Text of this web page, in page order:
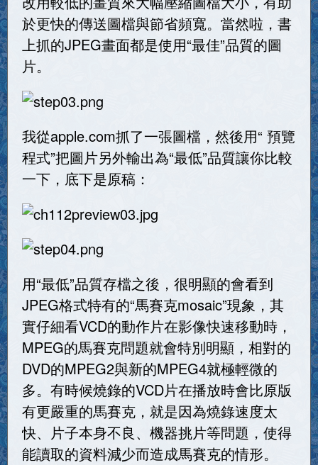
於更快的傳送圖檔與節省頻寬。當然啦，書
上抓的JPEG畫面都是使用“最佳”品質的圖
片。
我從apple.com抓了一張圖檔，然後用“ 預覽
程式”把圖片另外輸出為“最低”品質讓你比較
一下，底下是原稿：
用“最低”品質存檔之後，很明顯的會看到
JPEG格式特有的“馬賽克mosaic”現象，其
實仔細看VCD的動作片在影像快速移動時，
MPEG的馬賽克問題就會特別明顯，相對的
DVD的MPEG2與新的MPEG4就極輕微的
多。有時候燒錄的VCD片在播放時會比原版
有更嚴重的馬賽克，就是因為燒錄速度太
快、片子本身不良、機器挑片等問題，使得
能讀取的資料減少而造成馬賽克的情形。